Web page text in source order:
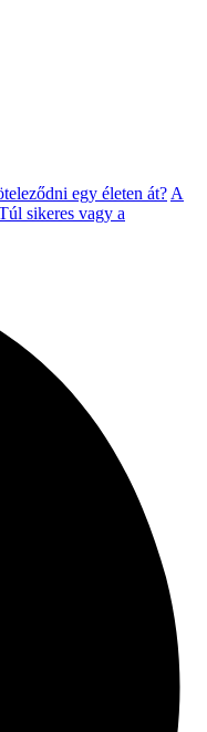
egy életen át? A
sikeres vagy a